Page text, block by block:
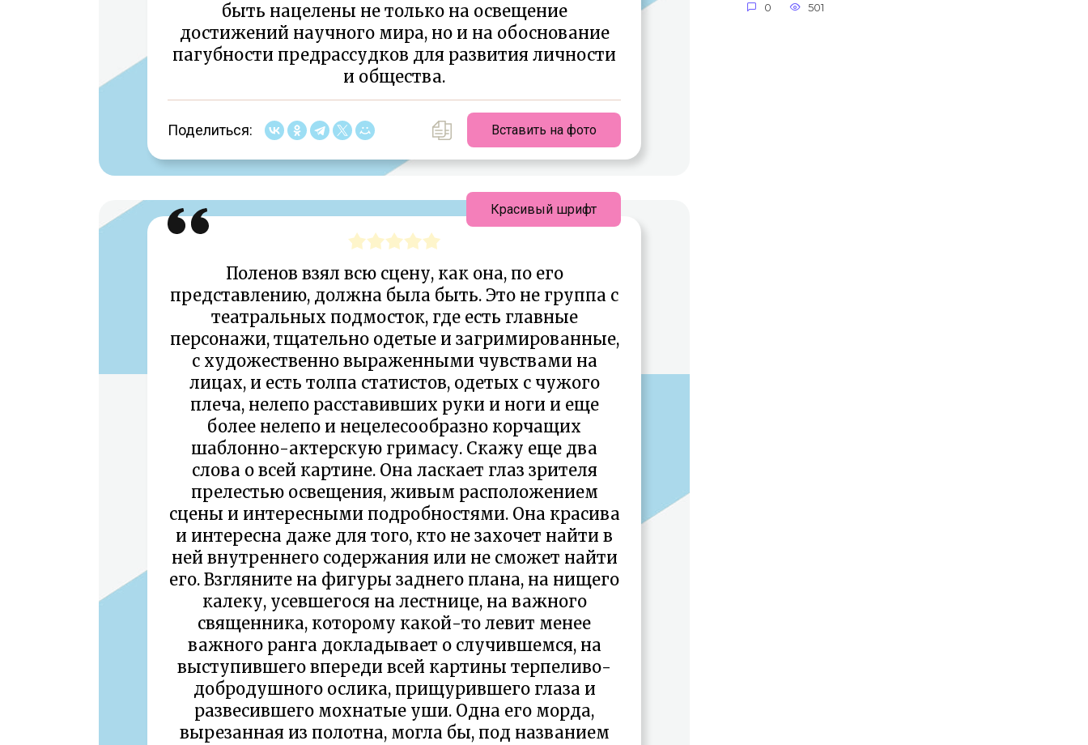
быть нацелены не только на освещение
достижений научного мира, но и на обоснование
пагубности предрассудков для развития личности
и общества.
Поделиться: Вставить на фото
Поленов взял всю сцену, как она, по его
представлению, должна была быть. Это не группа с
театральных подмосток, где есть главные
персонажи, тщательно одетые и загримированные,
с художественно выраженными чувствами на
лицах, и есть толпа статистов, одетых с чужого
плеча, нелепо расставивших руки и ноги и еще
более нелепо и нецелесообразно корчащих
шаблонно-актерскую гримасу. Скажу еще два
слова о всей картине. Она ласкает глаз зрителя
прелестью освещения, живым расположением
сцены и интересными подробностями. Она красива
и интересна даже для того, кто не захочет найти в
ней внутреннего содержания или не сможет найти
его. Взгляните на фигуры заднего плана, на нищего
калеку, усевшегося на лестнице, на важного
священника, которому какой-то левит менее
важного ранга докладывает о случившемся, на
выступившего впереди всей картины терпеливо-
добродушного ослика, прищурившего глаза и
развесившего мохнатые уши. Одна его морда,
вырезанная из полотна, могла бы, под названием
Красивый шрифт
0 501